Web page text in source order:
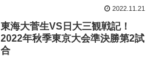
2022.11.21
東海大菅生VS日大三観戦記！
2022年秋季東京大会準決勝第2試
合